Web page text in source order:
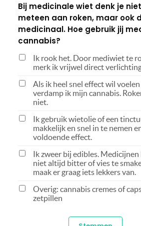
Bij medicinale wiet denk je niet
meteen aan roken, maar ook
medicinaal. Hoe gebruik jij
cannabis?
Ik rook het. Door mediwiet te
merk ik vrijwel direct
Als ik heel snel effect wil
verdamp ik mijn cannabis.
niet.
Ik gebruik wietolie of een
makkelijk en snel in te nemen
voldoende effect.
Ik zweer bij edibles. Medicijnen
niet altijd bitter of vies te
maak er graag iets lekkers van.
Overig: cannabis cremes of
zetpillen